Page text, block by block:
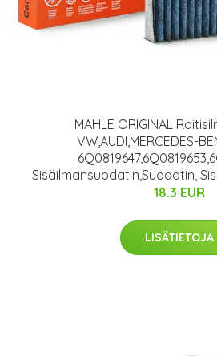
MAHLE ORIGINAL
VW,AUDI,MERCEDES-
Sisäilmansuodatin,Suodatin,
18.3 EUR
LISÄTIETOJA